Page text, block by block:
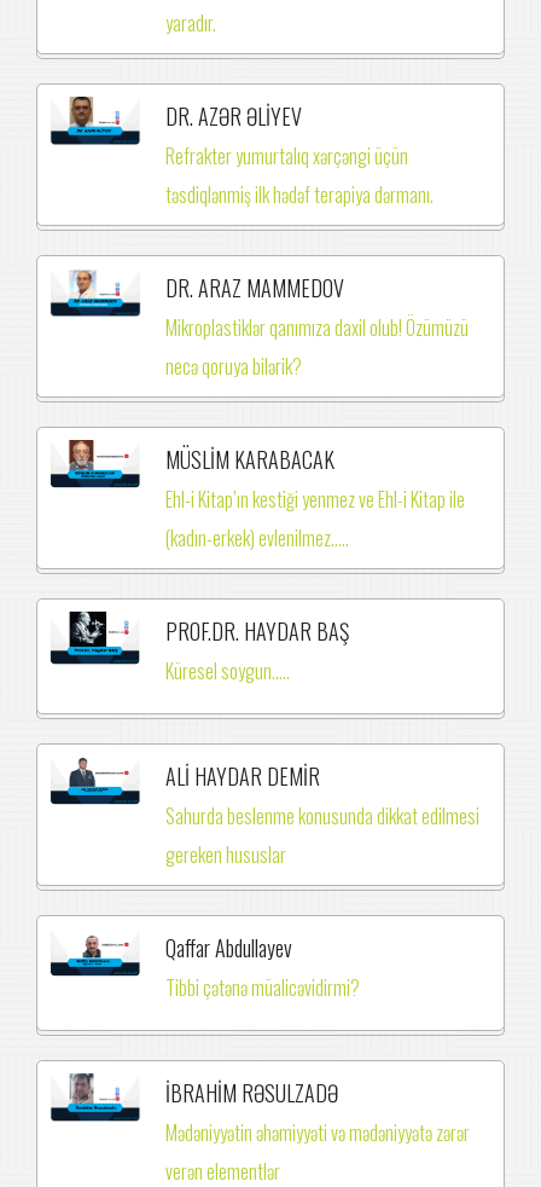
yaradır.
DR. AZƏR ƏLİYEV
Refrakter yumurtalıq xərçəngi üçün
təsdiqlənmiş ilk hədəf terapiya dərmanı.
DR. ARAZ MAMMEDOV
Mikroplastiklər qanımıza daxil olub! Özümüzü
necə qoruya bilərik?
MÜSLİM KARABACAK
Ehl-i Kitap’ın kestiği yenmez ve Ehl-i Kitap ile
(kadın-erkek) evlenilmez.….
PROF.DR. HAYDAR BAŞ
Küresel soygun.....
ALİ HAYDAR DEMİR
Sahurda beslenme konusunda dikkat edilmesi
gereken hususlar
Qaffar Abdullayev
Tibbi çətənə müalicəvidirmi?
İBRAHİM RƏSULZADƏ
Mədəniyyətin əhəmiyyəti və mədəniyyətə zərər
verən elementlər